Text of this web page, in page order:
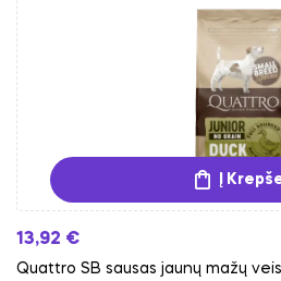
Į
13,92 €
Quattro SB sausas jaunų mažų